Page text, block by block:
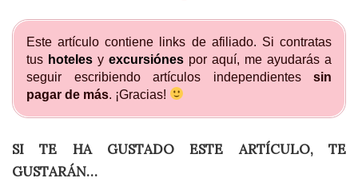
Este artículo contiene links de afiliado. Si contratas
tus hoteles y excursiónes por aquí, me ayudarás a
seguir escribiendo artículos independientes sin
pagar de más. ¡Gracias!
SI TE HA GUSTADO ESTE ARTÍCULO, TE
GUSTARÁN…